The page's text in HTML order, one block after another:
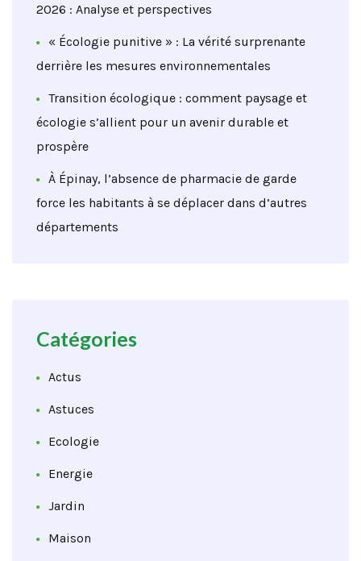
2026 : Analyse et perspectives
« Écologie punitive » : La vérité surprenante
derrière les mesures environnementales
Transition écologique : comment paysage et
écologie s’allient pour un avenir durable et
prospère
À Épinay, l’absence de pharmacie de garde
force les habitants à se déplacer dans d’autres
départements
Catégories
Actus
Astuces
Ecologie
Energie
Jardin
Maison